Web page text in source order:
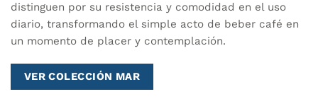
distinguen por su resistencia y comodidad en el uso
diario, transformando el simple acto de beber café en
un momento de placer y contemplación.
VER COLECCIÓN MAR